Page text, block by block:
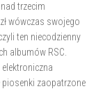
trzecim
wówczas swojego
ten niecodzienny
albumów RSC.
piosenki zaopatrzone